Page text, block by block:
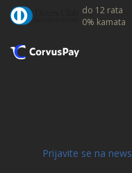
do 12 rata
0% kamata
Prijavite se na